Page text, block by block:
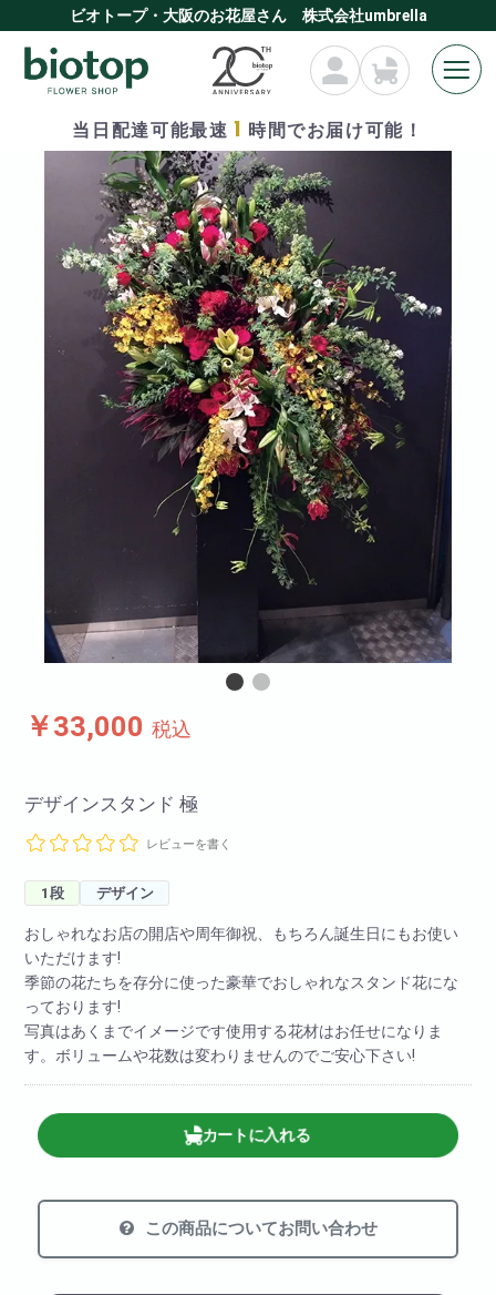
ビオトープ・大阪のお花屋さん 株式会社umbrella
当日配達可能最速 1 時間でお届け可能！
￥33,000 税込
デザインスタンド 極
レビューを書く
1段 デザイン
おしゃれなお店の開店や周年御祝、もちろん誕生日にもお使い
いただけます!
季節の花たちを存分に使った豪華でおしゃれなスタンド花にな
っております!
写真はあくまでイメージです使用する花材はお任せになりま
す。ボリュームや花数は変わりませんのでご安心下さい!
カートに入れる
この商品についてお問い合わせ